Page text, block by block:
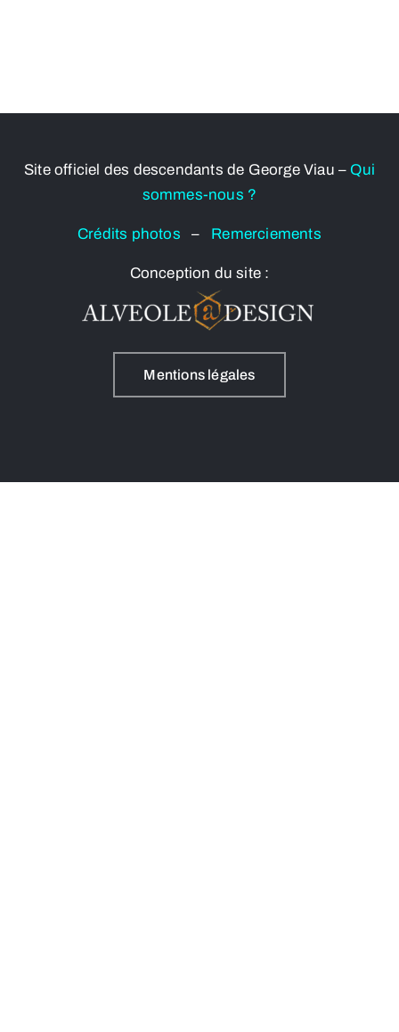
Site officiel des descendants de George Viau – Qui
sommes-nous ?
Crédits photos– Remerciements
Conception du site :
Mentions légales